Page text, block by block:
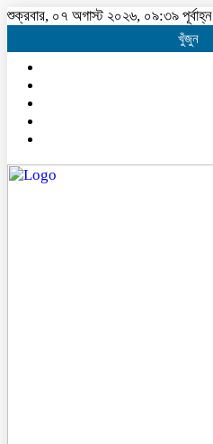
শুক্রবার, ০৭ অগাস্ট ২০২৬, ০৯:৩৯ পূর্বাহ্ন
খুঁজুন